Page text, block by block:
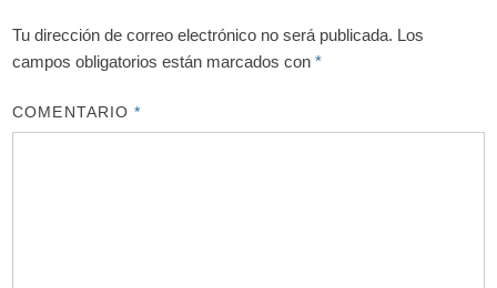
Tu dirección de correo electrónico no será publicada. Los
campos obligatorios están marcados con*
COMENTARIO*